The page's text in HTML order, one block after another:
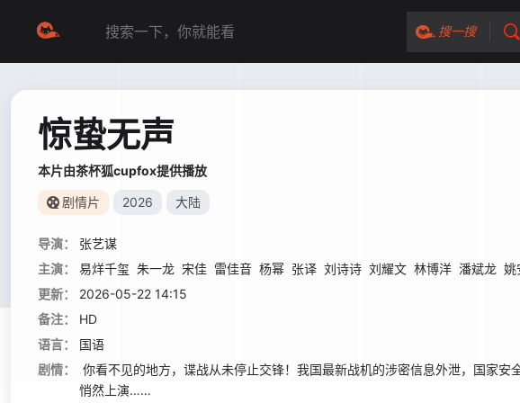
搜一搜
惊蛰无声
本片由茶杯狐cupfox提供播放
剧情片 2026 大陆
导演：
张艺谋
主演：
易烊千玺 朱一龙 宋佳 雷佳音 杨幂 张译 刘诗诗 刘耀文 林博洋 潘斌龙 姚
更新：
2026-05-22 14:15
备注：
HD
语言：
国语
剧情：
你看不见的地方，谍战从未停止交锋！我国最新战机的涉密信息外泄，国家
悄然上演……